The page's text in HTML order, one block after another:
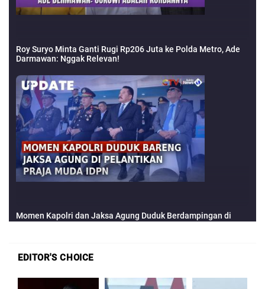
EDITOR'S CHOICE